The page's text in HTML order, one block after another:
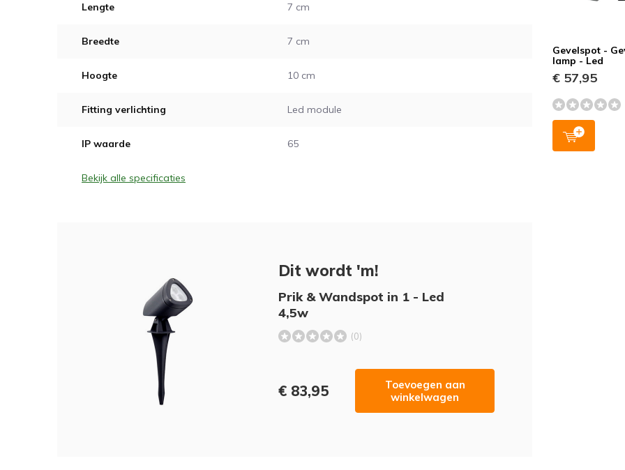
Lengte 7 cm
Breedte 7 cm
Hoogte 10 cm
Fitting verlichting Led module
IP waarde 65
Bekijk alle specificaties
Dit wordt 'm!
Prik & Wandspot in 1 - Led
4,5w
(0)
€ 83,95
Toevoegen aan
winkelwagen
Gevelspot -
lamp - Led
€ 57,95